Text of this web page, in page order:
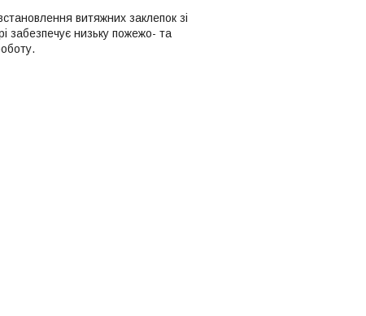
витяжних заклепок зі
забезпечує низьку пожежо- та